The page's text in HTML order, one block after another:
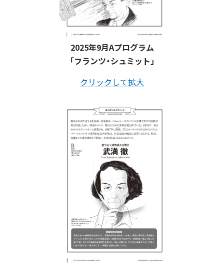
2025年9月Aプログラム
「フランツ・シュミット」
クリックして拡大